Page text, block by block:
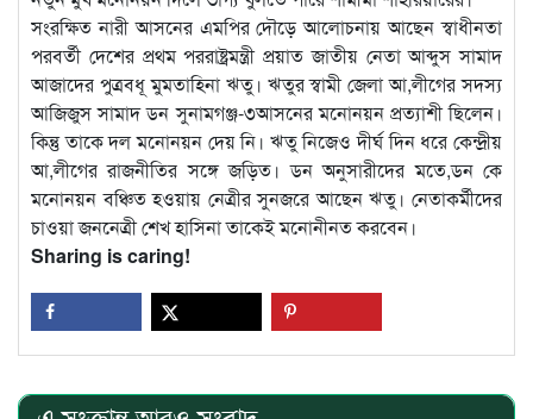
সংরক্ষিত নারী আসনের এমপির দৌড়ে আলোচনায় আছেন স্বাধীনতা
পরবর্তী দেশের প্রথম পররাষ্ট্রমন্ত্রী প্রয়াত জাতীয় নেতা আব্দুস সামাদ
আজাদের পুত্রবধূ মুমতাহিনা ঋতু। ঋতুর স্বামী জেলা আ,লীগের সদস্য
আজিজুস সামাদ ডন সুনামগঞ্জ-৩আসনের মনোনয়ন প্রত্যাশী ছিলেন।
কিন্তু তাকে দল মনোনয়ন দেয় নি। ঋতু নিজেও দীর্ঘ দিন ধরে কেন্দ্রীয়
আ,লীগের রাজনীতির সঙ্গে জড়িত। ডন অনুসারীদের মতে,ডন কে
মনোনয়ন বঞ্চিত হওয়ায় নেত্রীর সুনজরে আছেন ঋতু। নেতাকর্মীদের
চাওয়া জননেত্রী শেখ হাসিনা তাকেই মনোনীনত করবেন।
Sharing is caring!